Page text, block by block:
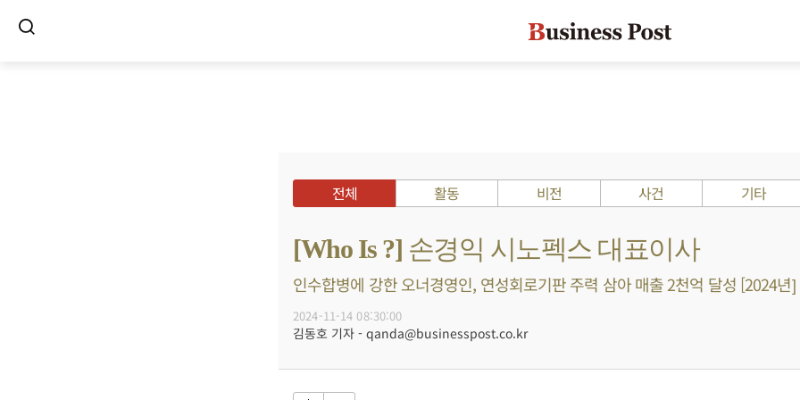
전체 활동 비전 사건 기타
[Who Is ?] 손경익 시노펙스 대표이사
인수합병에 강한 오너경영인, 연성회로기판 주력 삼아 매출 2천억 달성 [2024년]
2024-11-14 08:30:00
김동호 기자 - qanda@businesspost.co.kr